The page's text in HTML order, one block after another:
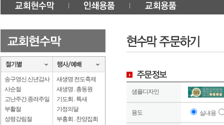
송구영신.신년감사
사순절
고난주간.종려주일
부활절
성령강림절
새생명 전도축제
새생명 . 총동원
기도회 . 특새
가정의달
부흥회 . 찬양집회
샘플디자인
용도 실내용